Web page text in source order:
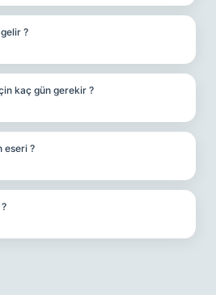
?
kaç gün gerekir ?
eseri ?